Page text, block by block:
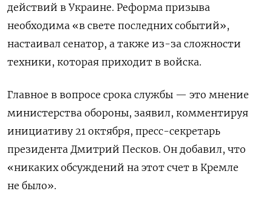
действий в Украине. Реформа призыва
необходима «в свете последних событий»,
настаивал сенатор, а также из-за сложности
техники, которая приходит в войска.
Главное в вопросе срока службы — это мнение
министерства обороны, заявил, комментируя
инициативу 21 октября, пресс-секретарь
президента Дмитрий Песков. Он добавил, что
«никаких обсуждений на этот счет в Кремле
не было».